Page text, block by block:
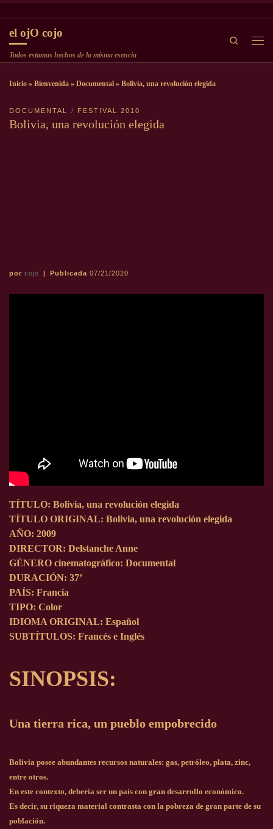
el ojO cojo
Todos estamos hechos de la misma esencia
Search
Inicio » Bienvenida » Documental » Bolivia, una revolución elegida
DOCUMENTAL FESTIVAL 2010
Bolivia, una revolución elegida
por cojo | Publicada 07/21/2020
TÍTULO: Bolivia, una revolución elegida
TÍTULO ORIGINAL: Bolivia, una revolución elegida
AÑO: 2009
DIRECTOR: Delstanche Anne
GÉNERO cinematográfico: Documental
DURACIÓN: 37’
PAÍS: Francia
TIPO: Color
IDIOMA ORIGINAL: Español
SUBTÍTULOS: Francés e Inglés
SINOPSIS:
Una tierra rica, un pueblo empobrecido
Bolivia posee abundantes recursos naturales: gas, petróleo, plata, zinc,
entre otros.
En este contexto, debería ser un país con gran desarrollo económico.
Es decir, su riqueza material contrasta con la pobreza de gran parte de su
población.